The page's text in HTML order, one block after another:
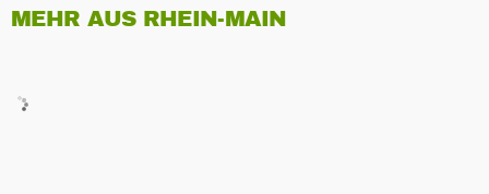
MEHR AUS RHEIN-MAIN